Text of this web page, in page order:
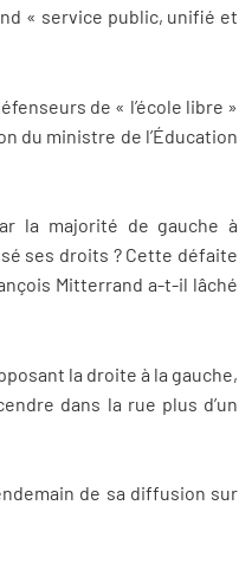
« service public, unifié et
de « l’école libre »
du ministre de l’Éducation
la majorité de gauche à
ses droits ? Cette défaite
Mitterrand a-t-il lâché
la droite à la gauche,
dans la rue plus d’un
de sa diffusion sur